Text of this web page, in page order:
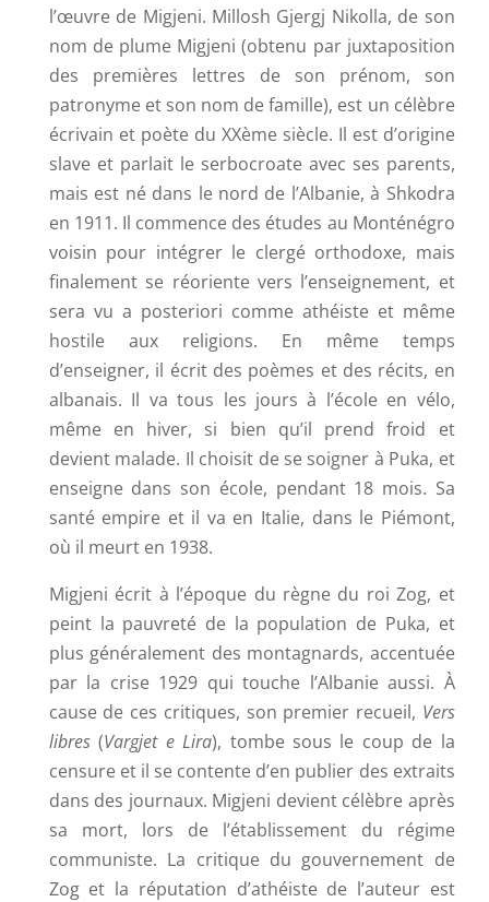
l’œuvre de Migjeni. Millosh Gjergj Nikolla, de son
nom de plume Migjeni (obtenu par juxtaposition
des premières lettres de son prénom, son
patronyme et son nom de famille), est un célèbre
écrivain et poète du XXème siècle. Il est d’origine
slave et parlait le serbocroate avec ses parents,
mais est né dans le nord de l’Albanie, à Shkodra
en 1911. Il commence des études au Monténégro
voisin pour intégrer le clergé orthodoxe, mais
finalement se réoriente vers l’enseignement, et
sera vu a posteriori comme athéiste et même
hostile aux religions. En même temps
d’enseigner, il écrit des poèmes et des récits, en
albanais. Il va tous les jours à l’école en vélo,
même en hiver, si bien qu’il prend froid et
devient malade. Il choisit de se soigner à Puka, et
enseigne dans son école, pendant 18 mois. Sa
santé empire et il va en Italie, dans le Piémont,
où il meurt en 1938.
Migjeni écrit à l’époque du règne du roi Zog, et
peint la pauvreté de la population de Puka, et
plus généralement des montagnards, accentuée
par la crise 1929 qui touche l’Albanie aussi. À
cause de ces critiques, son premier recueil, Vers
libres(Vargjet e Lira), tombe sous le coup de la
censure et il se contente d’en publier des extraits
dans des journaux. Migjeni devient célèbre après
sa mort, lors de l’établissement du régime
communiste. La critique du gouvernement de
Zog et la réputation d’athéiste de l’auteur est